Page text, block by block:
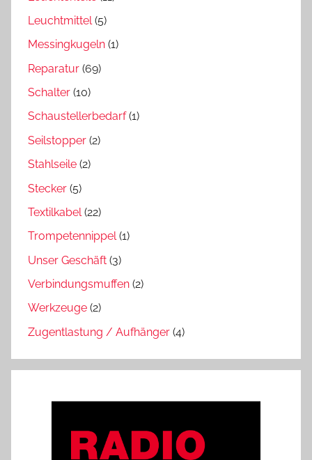
Leuchtmittel(5)
Messingkugeln (1)
Reparatur (69)
Schalter (10)
Schaustellerbedarf(1)
Seilstopper (2)
Stahlseile (2)
Stecker (5)
Textilkabel(22)
Trompetennippel(1)
Unser Geschäft (3)
Verbindungsmuffen (2)
Werkzeuge (2)
Zugentlastung / Aufhänger (4)